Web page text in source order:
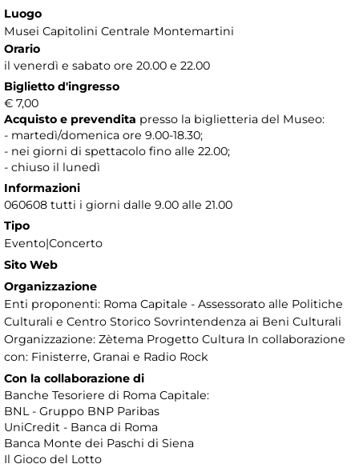
Luogo
Musei Capitolini Centrale Montemartini
Orario
il venerdì e sabato ore 20.00 e 22.00
Biglietto d'ingresso
€ 7,00
Acquisto e prevendita presso la biglietteria del Museo:
- martedì/domenica ore 9.00-18.30;
- nei giorni di spettacolo fino alle 22.00;
- chiuso il lunedì
Informazioni
060608 tutti i giorni dalle 9.00 alle 21.00
Tipo
Evento|Concerto
Sito Web
Organizzazione
Enti proponenti: Roma Capitale - Assessorato alle Politiche
Culturali e Centro Storico Sovrintendenza ai Beni Culturali
Organizzazione: Zètema Progetto Cultura In collaborazione
con: Finisterre, Granai e Radio Rock
Con la collaborazione di
Banche Tesoriere di Roma Capitale:
BNL - Gruppo BNP Paribas
UniCredit - Banca di Roma
Banca Monte dei Paschi di Siena
Il Gioco del Lotto